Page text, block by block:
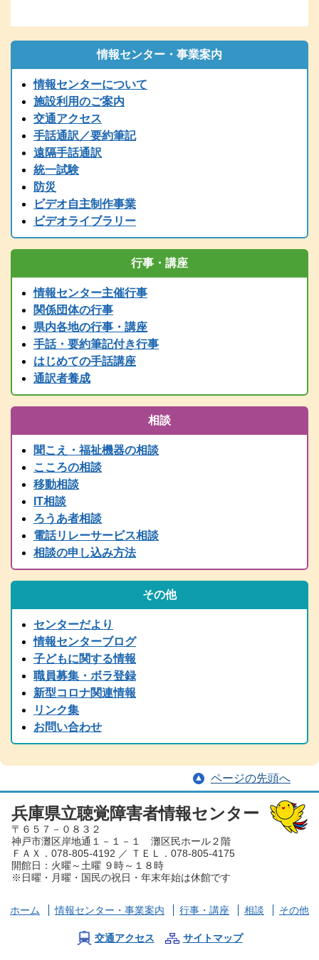
2026.01.06
1/6（火）9：00時点 現在、電話の使用ができません。御用の方
は、兵庫県こどものきこえ相談センター（T/078-600-0556）に、ご
2025.12.26
〔年末年始の休館について〕年末は１２／２７（土）１７時までで
す。１２/２８～１/５まで閉館します。
2025.12.24
令和７年度 手話通訳者養成講座（通訳Ⅲ第1～４講座）の案内を掲
載しました。
2025.11.01
2025（R7）年度全国統一要約筆記者認定試験の受験案内を掲載しま
した
2025.08.01
2025（令和7）年度手話通訳者全国統一試験の受験案内を掲載しまし
た。
2025（令和7）年度手話通訳者全国統一試験の受験案内は8月1日
（金）掲載予定です。
2025.07.12
情報センター主催行事等、随時更新中です！
2025.05.24
要約筆記者養成講座パソコンコース＜宍粟会場＞ 申込締切を６月
２日に延長しました
2025.04.03
2025年度要約筆記者養成講座（宍粟会場・猪名川会場）・養成講座
2025.03.21
2024（令和6）年度 全国統一要約筆記者認定試験合格者発表
2025.03.15
令和７年度 手話通訳者養成講座（通訳Ⅰ・通訳Ⅱ）の案内を掲載
しました。
2024.03.01
2024（令和6）年度手話通訳者全国統一試験合格者発表
2025.02.07
令和７年度 難聴者向けの各種講座を掲載しました。
年末年始は、１２/２９～１/３まで閉館します。
2024.11.13
行政職員向け防災学習会リアルタイム配信（11/14 PM2:00～）
2024.11.05
2024(R6)年度 全国統一要約筆記者認定試験の受験案内を掲載しまし
2024.08.22
中止のご案内「大矢暹氏 人生を語る」の9/5公開収録は都合により
中止となりました。
2024（令和6）年度 手話通訳者全国統一試験の受験案内を掲載しま
した
2024.07.05
夏から秋にかけて、兵庫県芸術プレミアムデーが開催され、手話・
要約筆記付きのイベント案内が各種届いております。ぜひ、足を運
んでみてください。
2023（令和６）年度 手話通訳者養成講座を掲載しました。
情報センター・事業案内
情報センターについて
施設利用のご案内
交通アクセス
手話通訳／要約筆記
遠隔手話通訳
統一試験
防災
ビデオ自主制作事業
ビデオライブラリー
行事・講座
情報センター主催行事
関係団体の行事
県内各地の行事・講座
手話・要約筆記付き行事
はじめての手話講座
通訳者養成
相談
聞こえ・福祉機器の相談
こころの相談
移動相談
IT相談
ろうあ者相談
電話リレーサービス相談
相談の申し込み方法
その他
センターだより
情報センターブログ
子どもに関する情報
職員募集・ボラ登録
新型コロナ関連情報
リンク集
お問い合わせ
ページの先頭へ
兵庫県立聴覚障害者情報センター
〒６５７－０８３２
神戸市灘区岸地通１－１－１ 灘区民ホール２階
ＦＡＸ．078-805-4192 ／ ＴＥＬ．078-805-4175
開館日：火曜～土曜 ９時～１８時
※日曜・月曜・国民の祝日・年末年始は休館です
ホーム 情報センター ・事業案内 行事・講座 相談 その他
交通アクセス サイトマップ